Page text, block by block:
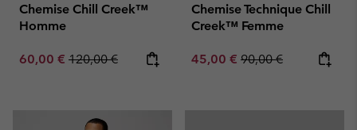
Chemise Chill Creek™
Homme
Sale price:
60,00 € Regular price:
120,00 €
Chemise Technique Chill
Creek™ Femme
Sale price:
45,00 € Regular price:
90,00 €